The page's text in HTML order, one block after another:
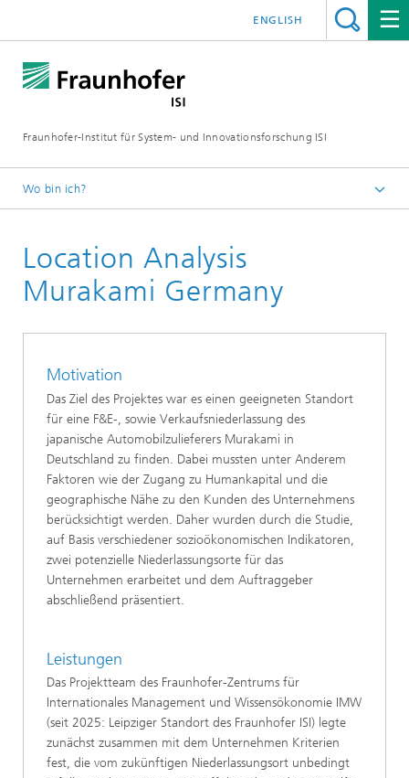
Fraunhofer-Institut für System- und Innovationsforschung ISI
ENGLISH
Wo bin ich?
Abteilungen
Regionale Transformation und Innovationspolitik
Location Analysis
Murakami Germany
Motivation
Das Ziel des Projektes war es einen geeigneten Standort
für eine F&E-, sowie Verkaufsniederlassung des
japanische Automobilzulieferers Murakami in
Deutschland zu finden. Dabei mussten unter Anderem
Faktoren wie der Zugang zu Humankapital und die
geographische Nähe zu den Kunden des Unternehmens
berücksichtigt werden. Daher wurden durch die Studie,
auf Basis verschiedener sozioökonomischen Indikatoren,
zwei potenzielle Niederlassungsorte für das
Unternehmen erarbeitet und dem Auftraggeber
abschließend präsentiert.
Leistungen
Das Projektteam des Fraunhofer-Zentrums für
Internationales Management und Wissensökonomie IMW
(seit 2025: Leipziger Standort des Fraunhofer ISI) legte
zunächst zusammen mit dem Unternehmen Kriterien
fest, die vom zukünftigen Niederlassungsort unbedingt